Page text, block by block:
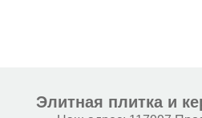
Элитная плитка и